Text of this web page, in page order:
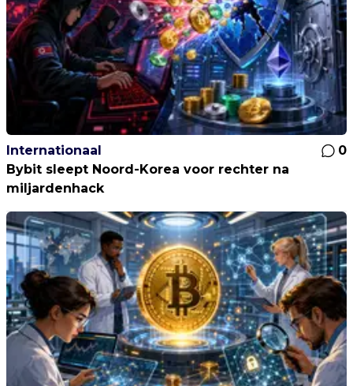
Internationaal
0
Bybit sleept Noord-Korea voor rechter na
miljardenhack